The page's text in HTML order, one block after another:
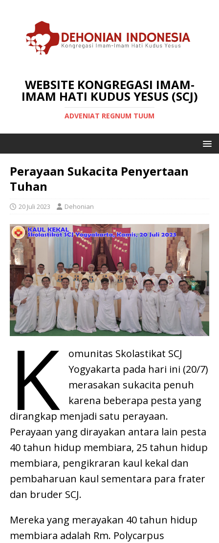
WEBSITE KONGREGASI IMAM-
IMAM HATI KUDUS YESUS (SCJ)
ADVENIAT REGNUM TUUM
Perayaan Sukacita Penyertaan
Tuhan
20 Juli 2023 Dehonian
K
omunitas Skolastikat SCJ
Yogyakarta pada hari ini (20/7)
merasakan sukacita penuh
karena beberapa pesta yang
dirangkap menjadi satu perayaan.
Perayaan yang dirayakan antara lain pesta
40 tahun hidup membiara, 25 tahun hidup
membiara, pengikraran kaul kekal dan
pembaharuan kaul sementara para frater
dan bruder SCJ.
Mereka yang merayakan 40 tahun hidup
membiara adalah Rm. Polycarpus